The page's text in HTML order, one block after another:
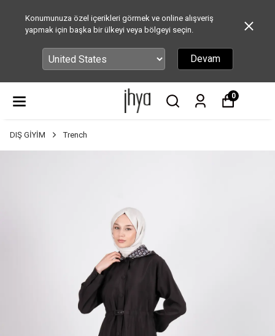
Konumunuza özel içerikleri görmek ve online alışveriş
yapmak için başka bir ülkeyi veya bölgeyi seçin.
Devam
0
DIŞ GİYİM Trench